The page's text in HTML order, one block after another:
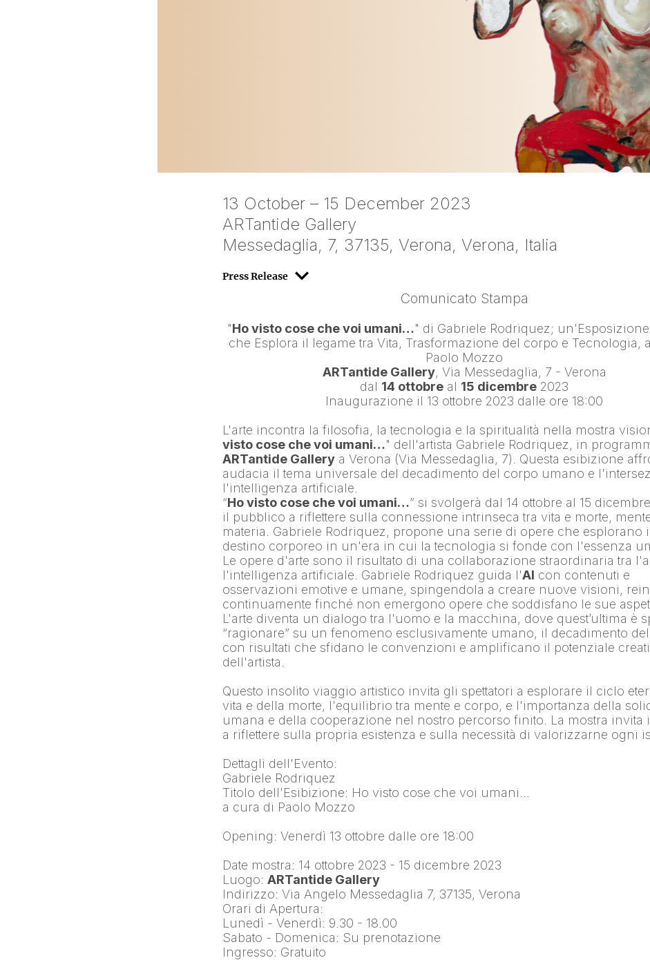
13 October – 15 December 2023
ARTantide Gallery
Messedaglia, 7, 37135, Verona, Verona, Italia
Press Release
Comunicato Stampa
"Ho visto cose che voi umani…" di Gabriele Rodriquez;
Paolo Mozzo
ARTantide Gallery, Via Messedaglia, 7 - Verona
dal 14 ottobre al 15 dicembre 2023
Inaugurazione il 13 ottobre 2023 dalle ore 18:00
L'arte incontra la filosofia, la tecnologia e la spiritualità nella mostra
visto cose che voi umani…" dell'artista Gabriele Rodriquez
ARTantide Gallery a Verona (Via Messedaglia, 7). Questa esibizione
audacia il tema universale del decadimento del corpo umano e
l'intelligenza artificiale.
“Ho visto cose che voi umani…” si svolgerà dal 14 ottobre al 15
il pubblico a riflettere sulla connessione intrinseca tra vita e morte,
materia. Gabriele Rodriquez, propone una serie di opere che esplorano
destino corporeo in un'era in cui la tecnologia si fonde con l'essenza
Le opere d'arte sono il risultato di una collaborazione straordinaria tra
l'intelligenza artificiale. Gabriele Rodriquez guida l'AI con contenuti e
osservazioni emotive e umane, spingendola a creare nuove visioni,
continuamente finché non emergono opere che soddisfano le sue
L'arte diventa un dialogo tra l'uomo e la macchina, dove quest’ultima è
“ragionare” su un fenomeno esclusivamente umano, il decadimento
con risultati che sfidano le convenzioni e amplificano il potenziale
dell'artista.
Questo insolito viaggio artistico invita gli spettatori a esplorare il ciclo
vita e della morte, l'equilibrio tra mente e corpo, e l'importanza della
umana e della cooperazione nel nostro percorso finito. La mostra invita
a riflettere sulla propria esistenza e sulla necessità di valorizzarne ogni
Dettagli dell'Evento:
Gabriele Rodriquez
Titolo dell'Esibizione: Ho visto cose che voi umani…
a cura di Paolo Mozzo
Opening: Venerdì 13 ottobre dalle ore 18:00
Date mostra: 14 ottobre 2023 - 15 dicembre 2023
Luogo: ARTantide Gallery
Indirizzo: Via Angelo Messedaglia 7, 37135, Verona
Orari di Apertura:
Lunedì - Venerdì: 9.30 - 18.00
Sabato - Domenica: Su prenotazione
Ingresso: Gratuito